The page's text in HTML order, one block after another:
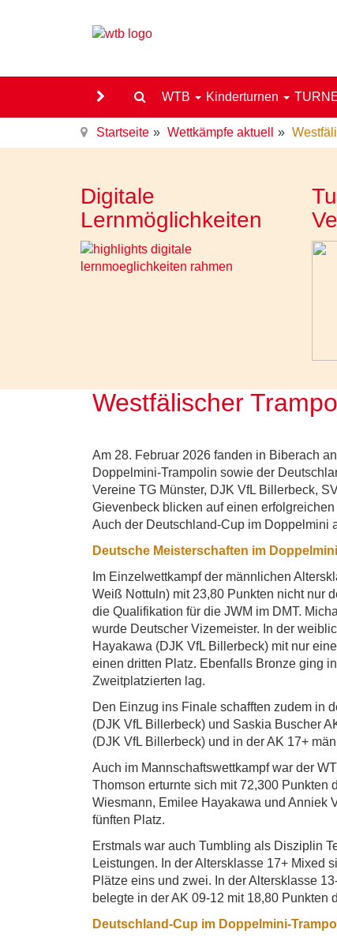
WTB Kinderturnen
Startseite Wettkämpfe aktuell
Digitale
Lernmöglichkeiten
Westfälischer
Am 28. Februar 2026 fanden in Biberach
Doppelmini-Trampolin sowie der
Vereine TG Münster, DJK VfL Billerbeck,
Gievenbeck blicken auf einen
Auch der Deutschland-Cup im Doppelmini
Deutsche Meisterschaften im
Im Einzelwettkampf der männlichen
Weiß Nottuln) mit 23,80 Punkten nicht nur
die Qualifikation für die JWM im DMT.
wurde Deutscher Vizemeister. In der
Hayakawa (DJK VfL Billerbeck) mit nur
einen dritten Platz. Ebenfalls Bronze ging
Zweitplatzierten lag.
Den Einzug ins Finale schafften zudem in
(DJK VfL Billerbeck) und Saskia Buscher
(DJK VfL Billerbeck) und in der AK 17+
Auch im Mannschaftswettkampf war der
Thomson erturnte sich mit 72,300 Punkten
Wiesmann, Emilee Hayakawa und Anniek
fünften Platz.
Erstmals war auch Tumbling als Disziplin
Leistungen. In der Altersklasse 17+ Mixed
Plätze eins und zwei. In der Altersklasse
belegte in der AK 09-12 mit 18,80
Deutschland-Cup im Doppelmini-